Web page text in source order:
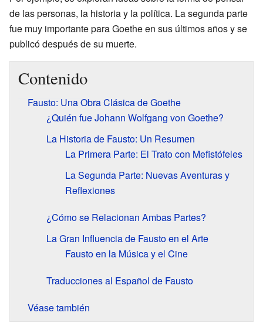
de las personas, la historia y la política. La segunda parte
fue muy importante para Goethe en sus últimos años y se
publicó después de su muerte.
Contenido
Fausto: Una Obra Clásica de Goethe
¿Quién fue Johann Wolfgang von Goethe?
La Historia de Fausto: Un Resumen
La Primera Parte: El Trato con Mefistófeles
La Segunda Parte: Nuevas Aventuras y
Reflexiones
¿Cómo se Relacionan Ambas Partes?
La Gran Influencia de Fausto en el Arte
Fausto en la Música y el Cine
Traducciones al Español de Fausto
Véase también